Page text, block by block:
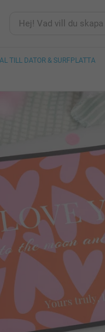
TILL DATOR & SURFPLATTA